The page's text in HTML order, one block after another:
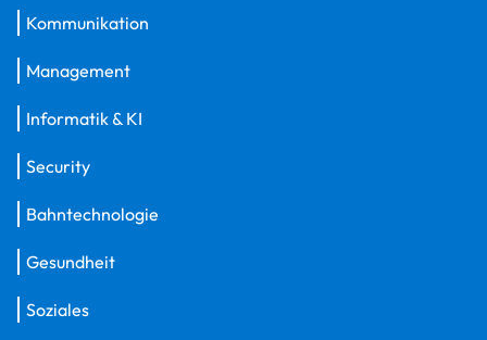
Kommunikation
Management
Informatik & KI
Security
Bahntechnologie
Gesundheit
Soziales